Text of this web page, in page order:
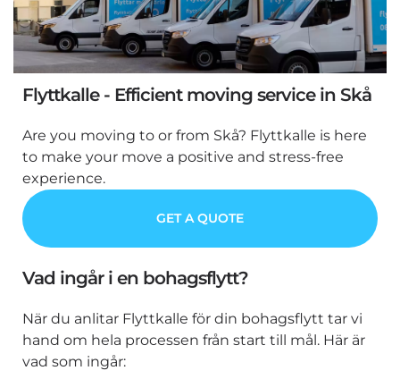
Flyttkalle - Efficient moving service in Skå
Are you moving to or from Skå? Flyttkalle is here
to make your move a positive and stress-free
experience.
GET A QUOTE
Vad ingår i en bohagsflytt?
När du anlitar Flyttkalle för din bohagsflytt tar vi
hand om hela processen från start till mål. Här är
vad som ingår: